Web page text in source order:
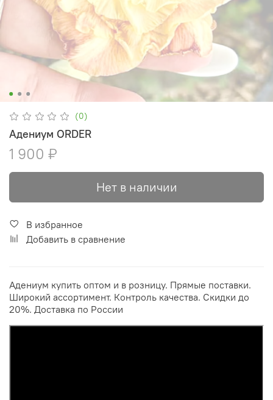
(0)
Адениум ORDER
1 900 ₽
Нет в наличии
В избранное
Добавить в сравнение
Адениум купить оптом и в розницу. Прямые поставки.
Широкий ассортимент. Контроль качества. Скидки до
20%. Доставка по России